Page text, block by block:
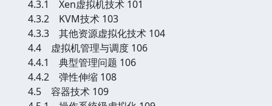
4.3.1 Xen虚拟机技术 101
4.3.2 KVM技术 103
4.3.3 其他资源虚拟化技术 104
4.4 虚拟机管理与调度 106
4.4.1 典型管理问题 106
4.4.2 弹性伸缩 108
4.5 容器技术 109